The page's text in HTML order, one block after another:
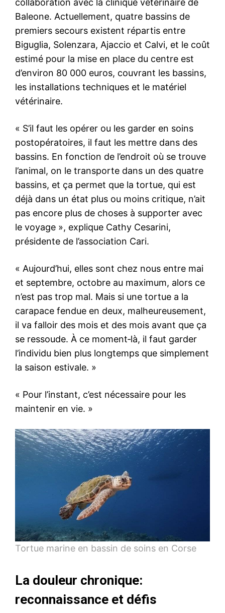
collaboration avec la clinique vétérinaire de
Baleone. Actuellement, quatre bassins de
premiers secours existent répartis entre
Biguglia, Solenzara, Ajaccio et Calvi, et le coût
estimé pour la mise en place du centre est
d’environ 80 000 euros, couvrant les bassins,
les installations techniques et le matériel
vétérinaire.
« S’il faut les opérer ou les garder en soins
postopératoires, il faut les mettre dans des
bassins. En fonction de l’endroit où se trouve
l’animal, on le transporte dans un des quatre
bassins, et ça permet que la tortue, qui est
déjà dans un état plus ou moins critique, n’ait
pas encore plus de choses à supporter avec
le voyage », explique Cathy Cesarini,
présidente de l’association Cari.
« Aujourd’hui, elles sont chez nous entre mai
et septembre, octobre au maximum, alors ce
n’est pas trop mal. Mais si une tortue a la
carapace fendue en deux, malheureusement,
il va falloir des mois et des mois avant que ça
se ressoude. À ce moment‑là, il faut garder
l’individu bien plus longtemps que simplement
la saison estivale. »
« Pour l’instant, c’est nécessaire pour les
maintenir en vie. »
Tortue marine en bassin de soins en Corse
La douleur chronique:
reconnaissance et défis